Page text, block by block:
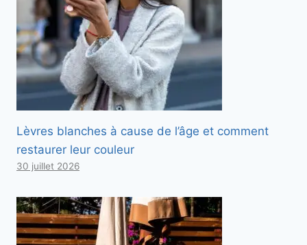
Lèvres blanches à cause de l’âge et comment
restaurer leur couleur
30 juillet 2026